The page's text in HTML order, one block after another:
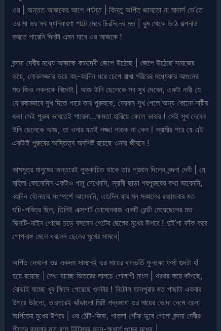
ওর | অন্তত আজকের আগে পর্যন্ত | কিন্তু অর্পিত জানতো না মাদার্স ডে’তে
ওর মা ওর সব ধ্যানধারণা পাল্টে দেবে চিরদিনের মত | ঘুম থেকে উঠে কল্পনাও
করতে পারেনি দিনটা এমন যাবে ওর আজকে !
বন্দনা দেবীর মধ্যে আজকে কামদেবী জেগে উঠেছে | জেগে উঠেছে সমাজের
ভয়ে, লোকলজ্জার ভয়ে বহু-বহুদিন ধরে চেপে রাখা শরীরের মধ্যেকার আগুনের
মত জিভ লকলকে খিদেটা | আজ উনি ছেলেকে সব সুখ দেবেন, একটা নারী যে
যে রকমভাবে সুখ দিতে পারে তার পুরুষকে, যেরকম সুখ পেলে অন্য কোনো নারীর
কথা সেই পুরুষ ভাবতেই পারেনা…ক্ষমতা হারিয়ে ফেলে ভাবার ! সেই সুখ দেবেন
উনি ছেলেকে আজ, তা ওনার যতই লজ্জা লাগুক না কেন ! স্বামীর পরে যে এই
একটাই পুরুষের অস্তিত্ব অবশিষ্ট রয়েছে ওনার জীবনে !
কামসুত্র মানুষের অন্তরেই লুক্কায়িত থাকে তার প্রমান দিলেন বন্দনা দেবী | যে
মহিলা কোনোদিন একটাও পানু দেখেননি, স্বামী ছাড়া পরপুরুষের কথা ভাবেননি,
বহুদিন যৌনতার সংস্পর্শে আসেননি, এতদিন যার মন সকালের রাঙাজবার মত
শুচি-পবিত্র ছিল, তিনিই এক্সপার্ট চোদোনবাজ একটি রেন্ডী মেয়েছেলের মত
সিক্সটি-নাইন পোজে চড়ে বসলেন পেটের ছেলের মুখের উপরে ! দুই’পা ফাঁক করে
গোপনাঙ্গ মেলে ধরলেন ছেলের মুখের সামনে|
অর্পিত দেখলো ওর একদম সামনেই ওর মায়ের বালভর্তি ফুলকো ফর্সা গুদটা হাঁ
হয়ে রয়েছে | দেখা যাচ্ছে ভিতরের লালচে গোলাপী মাংস | থরথর করে কাঁপছে,
বোঝাই যাচ্ছে খুব ক্ষিদে পেয়েছে গুদটার ! নিটোল তানপুরার মত পাছাটা একবার
উপরে উঠলো, তারপরেই ঝাঁঝালো মিষ্টি গন্ধমাখা ওর মায়ের ভোদা নেমে এলো
অর্পিতের মুখের উপরে | ওর ঠোঁট-জিভ, পাতলা গোঁফ ডুবে গেলো বন্দনা দেবীর
শীতের কমলার মত রসে টইটুম্বুর মদন-ক্ষুধার্ত গুদের মধ্যে |